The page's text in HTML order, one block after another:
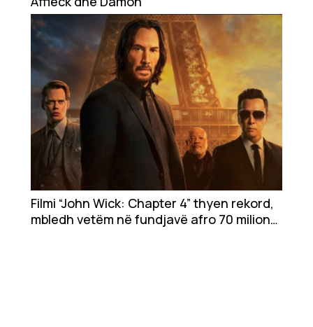
Filmi “John Wick: Chapter 4” thyen rekord,
mbledh vetëm në fundjavë afro 70 milionë